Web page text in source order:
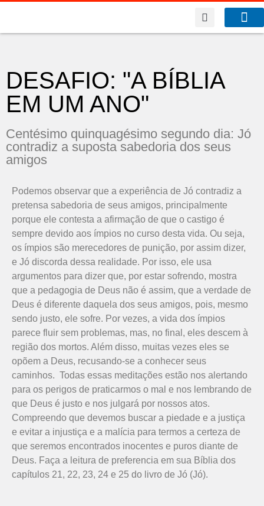
DESAFIO: "A BÍBLIA
EM UM ANO"
Centésimo quinquagésimo segundo dia: Jó
contradiz a suposta sabedoria dos seus
amigos
Podemos observar que a experiência de Jó contradiz a
pretensa sabedoria de seus amigos, principalmente
porque ele contesta a afirmação de que o castigo é
sempre devido aos ímpios no curso desta vida. Ou seja,
os ímpios são merecedores de punição, por assim dizer,
e Jó discorda dessa realidade. Por isso, ele usa
argumentos para dizer que, por estar sofrendo, mostra
que a pedagogia de Deus não é assim, que a verdade de
Deus é diferente daquela dos seus amigos, pois, mesmo
sendo justo, ele sofre. Por vezes, a vida dos ímpios
parece fluir sem problemas, mas, no final, eles descem à
região dos mortos. Além disso, muitas vezes eles se
opõem a Deus, recusando-se a conhecer seus
caminhos. Todas essas meditações estão nos alertando
para os perigos de praticarmos o mal e nos lembrando de
que Deus é justo e nos julgará por nossos atos.
Compreendo que devemos buscar a piedade e a justiça
e evitar a injustiça e a malícia para termos a certeza de
que seremos encontrados inocentes e puros diante de
Deus. Faça a leitura de preferencia em sua Bíblia dos
capítulos 21, 22, 23, 24 e 25 do livro de Jó (Jó).